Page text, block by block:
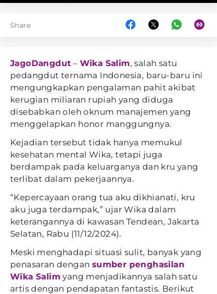
Share
JagoDangdut – Wika Salim, salah satu
pedangdut ternama Indonesia, baru-baru ini
mengungkapkan pengalaman pahit akibat
kerugian miliaran rupiah yang diduga
disebabkan oleh oknum manajemen yang
menggelapkan honor manggungnya.
Kejadian tersebut tidak hanya memukul
kesehatan mental Wika, tetapi juga
berdampak pada keluarganya dan kru yang
terlibat dalam pekerjaannya.
“Kepercayaan orang tua aku dikhianati, kru
aku juga terdampak,” ujar Wika dalam
keterangannya di kawasan Tendean, Jakarta
Selatan, Rabu (11/12/2024).
Meski menghadapi situasi sulit, banyak yang
penasaran dengan sumber penghasilan
Wika Salim yang menjadikannya salah satu
artis dengan pendapatan fantastis. Berikut